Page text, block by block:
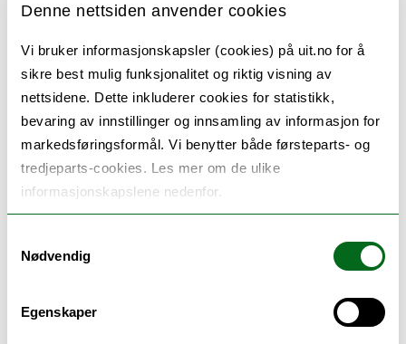
Denne nettsiden anvender cookies
Vi bruker informasjonskapsler (cookies) på uit.no for å
sikre best mulig funksjonalitet og riktig visning av
nettsidene. Dette inkluderer cookies for statistikk,
bevaring av innstillinger og innsamling av informasjon for
markedsføringsformål. Vi benytter både førsteparts- og
tredjeparts-cookies. Les mer om de ulike
informasjonskapslene nedenfor.
Nødvendig
Egenskaper
intensivsykepleiere sin
Datainnsamling avsluttet - Tusen takk for
alle som har deltatt!
24.10.2023
Forlenger datainnsamlingsperioden litt til
25.09.2023
Datainnsamling fortsetter ut september